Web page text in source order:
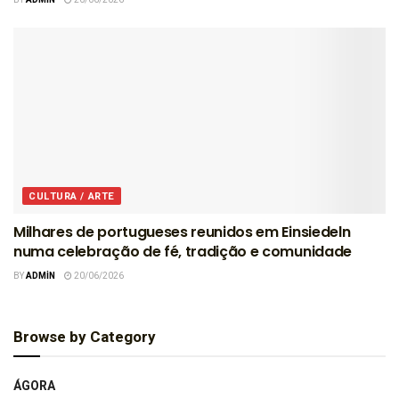
CULTURA / ARTE
Milhares de portugueses reunidos em Einsiedeln
numa celebração de fé, tradição e comunidade
BYADMIN 20/06/2026
Browse by Category
ÁGORA